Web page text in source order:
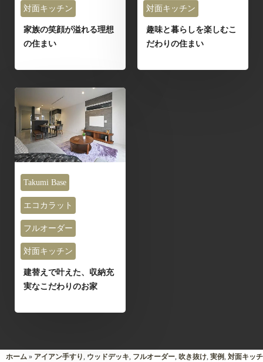
対面キッチン
家族の笑顔が溢れる理想
の住まい
対面キッチン
趣味と暮らしを楽しむこ
だわりの住まい
Takumi Base
エコカラット
フルオーダー
対面キッチン
建替えで叶えた、収納充
実なこだわりのお家
ホーム » アイアン手すり, ウッドデッキ, フルオーダー, 吹き抜け, 実例, 対面キッチ